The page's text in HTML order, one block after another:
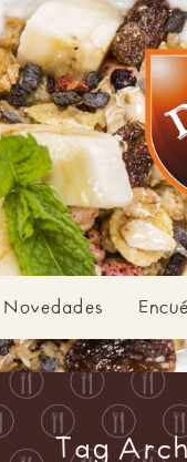
Novedades
Tag